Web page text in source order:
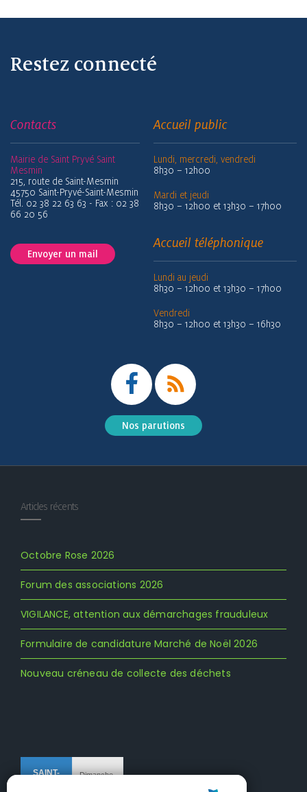
Restez connecté
Contacts
Mairie de Saint Pryvé Saint
Mesmin
215, route de Saint-Mesmin
45750 Saint-Pryvé-Saint-Mesmin
Tél. 02 38 22 63 63 - Fax : 02 38
66 20 56
Envoyer un mail
Accueil public
Lundi, mercredi, vendredi
8h30 – 12h00
Mardi et jeudi
8h30 – 12h00 et 13h30 – 17h00
Accueil téléphonique
Lundi au jeudi
8h30 – 12h00 et 13h30 – 17h00
Vendredi
8h30 – 12h00 et 13h30 – 16h30
Nos parutions
Articles récents
Octobre Rose 2026
Forum des associations 2026
VIGILANCE, attention aux démarchages frauduleux
Formulaire de candidature Marché de Noël 2026
Nouveau créneau de collecte des déchets